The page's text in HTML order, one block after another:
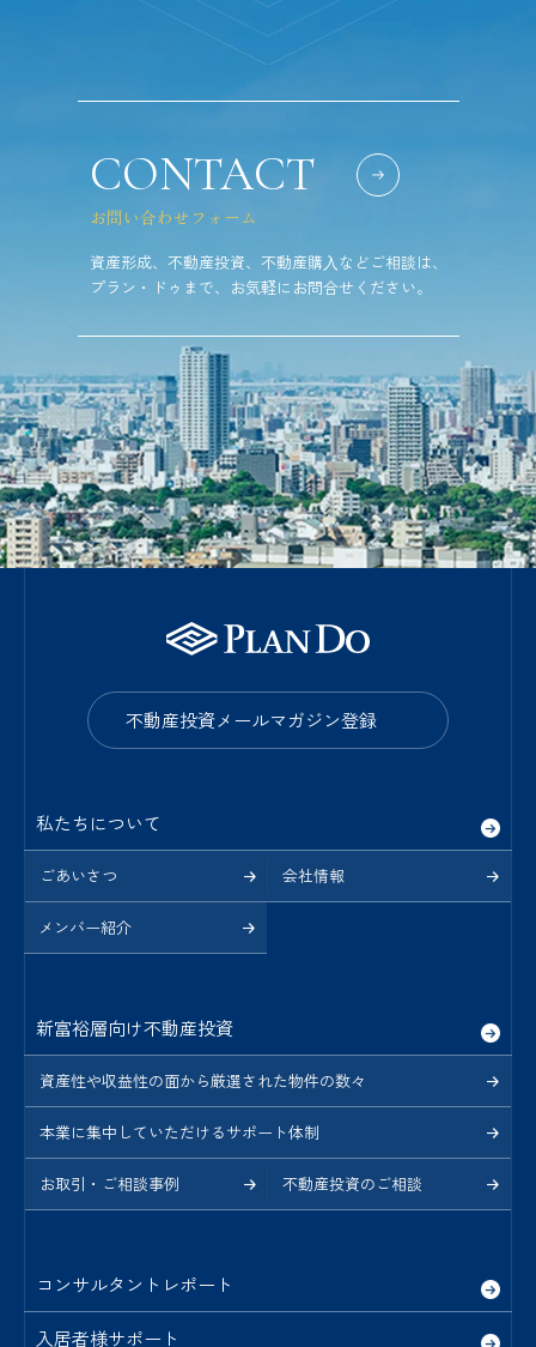
CONTACT
お問い合わせフォーム
資産形成、不動産投資、不動産購⼊などご相談は、
プラン・ドゥまで、お気軽にお問合せください。
不動産投資メールマガジン登録
私たちについて
ごあいさつ 会社情報
メンバー紹介
新富裕層向け不動産投資
資産性や収益性の面から厳選された物件の数々
本業に集中していただけるサポート体制
お取引・ご相談事例 不動産投資のご相談
コンサルタントレポート
入居者様サポート